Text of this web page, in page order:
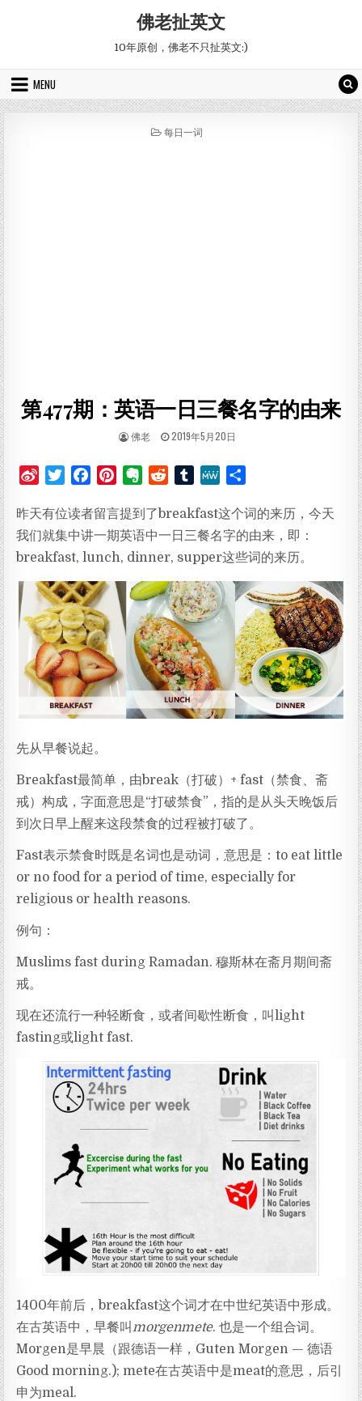
佛老扯英文
10年原创，佛老不只扯英文:)
MENU
POSTED IN
每日一词
第477期：英语一日三餐名字的由来
AUTHOR:
佛老 PUBLISHED DATE:
2019年5月20日
n
a
W
i
b
o
T
i
t
t
r
c
e
b
o
k
n
t
e
e
s
E
e
r
n
t
e
d
d
i
T
m
b
l
M
W
e
昨天有位读者留言提到了breakfast这个词的来历，今天
我们就集中讲一期英语中一日三餐名字的由来，即：
breakfast, lunch, dinner, supper这些词的来历。
先从早餐说起。
Breakfast最简单，由break（打破）+ fast（禁食、斋
戒）构成，字面意思是“打破禁食”，指的是从头天晚饭后
到次日早上醒来这段禁食的过程被打破了。
Fast表示禁食时既是名词也是动词，意思是：to eat little
or no food for a period of time, especially for
religious or health reasons.
例句：
Muslims fast during Ramadan. 穆斯林在斋月期间斋
戒。
现在还流行一种轻断食，或者间歇性断食，叫light
fasting或light fast.
1400年前后，breakfast这个词才在中世纪英语中形成。
在古英语中，早餐叫morgenmete. 也是一个组合词。
Morgen是早晨（跟德语一样，Guten Morgen — 德语
Good morning.); mete在古英语中是meat的意思，后引
申为meal.